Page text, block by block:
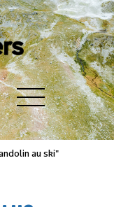
au ski"